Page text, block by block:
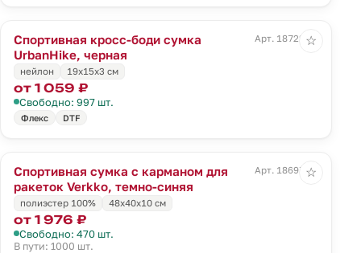
Спортивная кросс-боди сумка
UrbanHike, черная
Арт. 18722.30
нейлон 19х15x3 см
от 1 059 ₽
Свободно: 997 шт.
Флекс DTF
☆
Спортивная сумка с карманом для
ракеток Verkko, темно-синяя
Арт. 18697.43
полиэстер 100% 48х40х10 см
от 1 976 ₽
Свободно: 470 шт.
В пути: 1000 шт.
☆